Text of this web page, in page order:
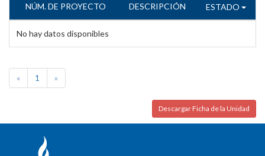
NÚM. DE PROYECTO DESCRIPCIÓN ESTADO
No hay datos disponibles
« 1 »
Descargar Ficha de la Unidad